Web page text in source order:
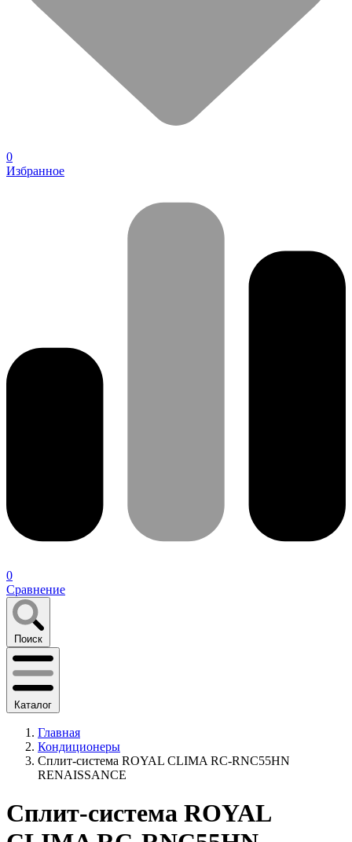
0
Избранное
0
Сравнение
Поиск
Каталог
Главная
Кондиционеры
Сплит-система ROYAL CLIMA RC-RNC55HN
RENAISSANCE
Сплит-система ROYAL